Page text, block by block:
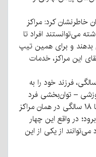
خاطرنشان کرد: مراکز
می‌توانستند افراد تا
بدهند و برای همین تیپ
از ارتقای این مراکز، خدمات
خانواده‌ها می‌توانند بعد از ۱۴ سالگی، فرزند خود را به
– توان‌بخشی فرد
نسبت به حرفه‌آموزی، پررنگ‌تر است، تا ۱۸ سالگی در همان مراکز
در واقع این چهار
از یکی از این